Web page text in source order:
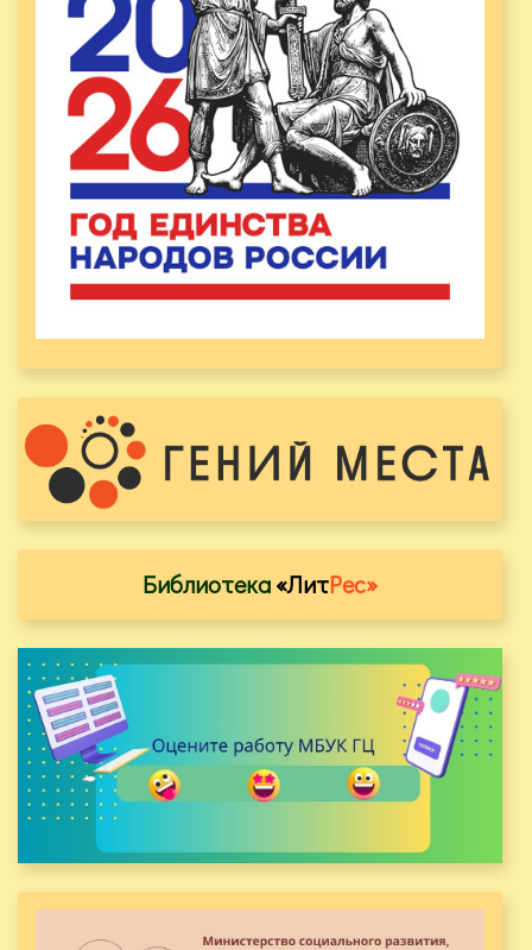
Библиотека«ЛитРес»